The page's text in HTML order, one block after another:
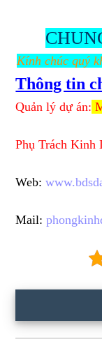
Kính chúc quý
Thông tin
Quản lý dự án:
Phụ Trách Kinh
Web:
Mail:
Sidebar